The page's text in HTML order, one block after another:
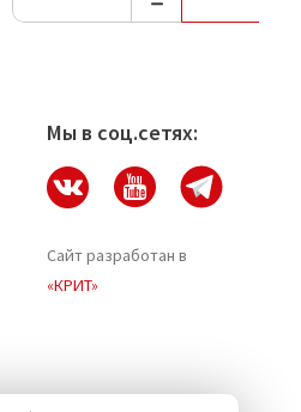
Мы в соц.сетях:
Сайт разработан в
«КРИТ»